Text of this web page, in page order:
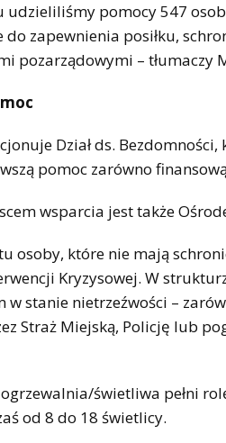
udzieliliśmy pomocy 547
do zapewnienia posiłku,
pozarządowymi – tłumaczy
Dział ds.
pomoc zarówno
wsparcia jest także
osoby, które nie mają
Kryzysowej. W
w stanie nietrzeźwości –
Straż Miejską, Policję lub
świetliwa pełni
od 8 do 18 świetlicy.